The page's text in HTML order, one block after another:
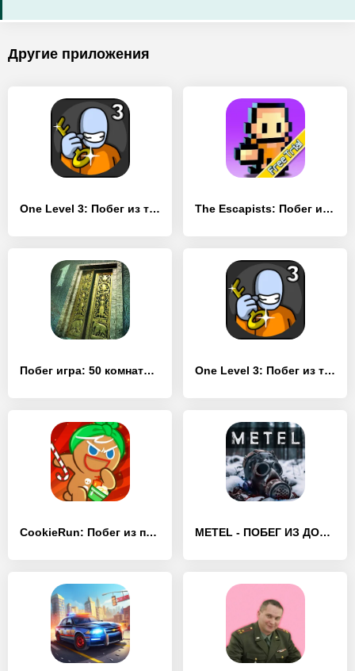
Другие приложения
One Level 3: Побег из тюрьмы - [Взлом/МОД Меню] The Escapists: Побег из тюрьмы - [Взлом/МОД Бесконечные деньги]
Побег игра: 50 комната 1 - [Взлом/МОД Все открыто] One Level 3: Побег из тюрьмы - [Взлом/МОД Unlocked]
CookieRun: Побег из печи - [Взлом/МОД Много денег] METEL - ПОБЕГ ИЗ ДОМА МАНЬЯКА - [Взлом/МОД Много денег]